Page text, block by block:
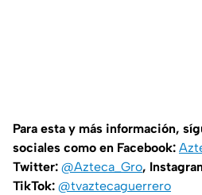
Para esta y más información,
sociales como en Facebook:
Twitter: @Azteca_Gro,
TikTok: @tvaztecaguerrero